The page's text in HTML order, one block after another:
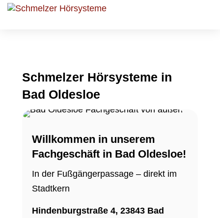
Schmelzer Hörsysteme in
Bad Oldesloe
Willkommen in unserem
Fachgeschäft in Bad Oldesloe!
In der Fußgängerpassage – direkt im
Stadtkern
Hindenburgstraße 4, 23843 Bad